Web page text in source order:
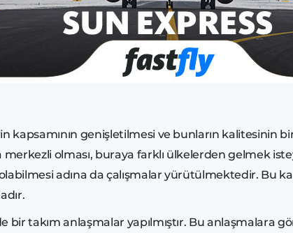
genişletilmesi ve bunların kalitesinin
olması, buraya farklı ülkelerden gelmek
adına da çalışmalar yürütülmektedir.
bir takım anlaşmalar yapılmıştır. Bu anlaşmalara